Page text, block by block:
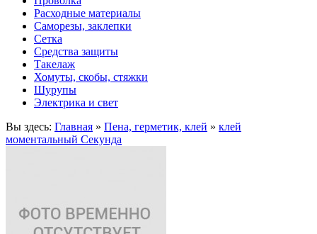
Расходные материалы
Саморезы, заклепки
Сетка
Средства защиты
Такелаж
Хомуты, скобы, стяжки
Шурупы
Электрика и свет
Вы здесь: Главная » Пена, герметик, клей » клей
моментальный Секунда